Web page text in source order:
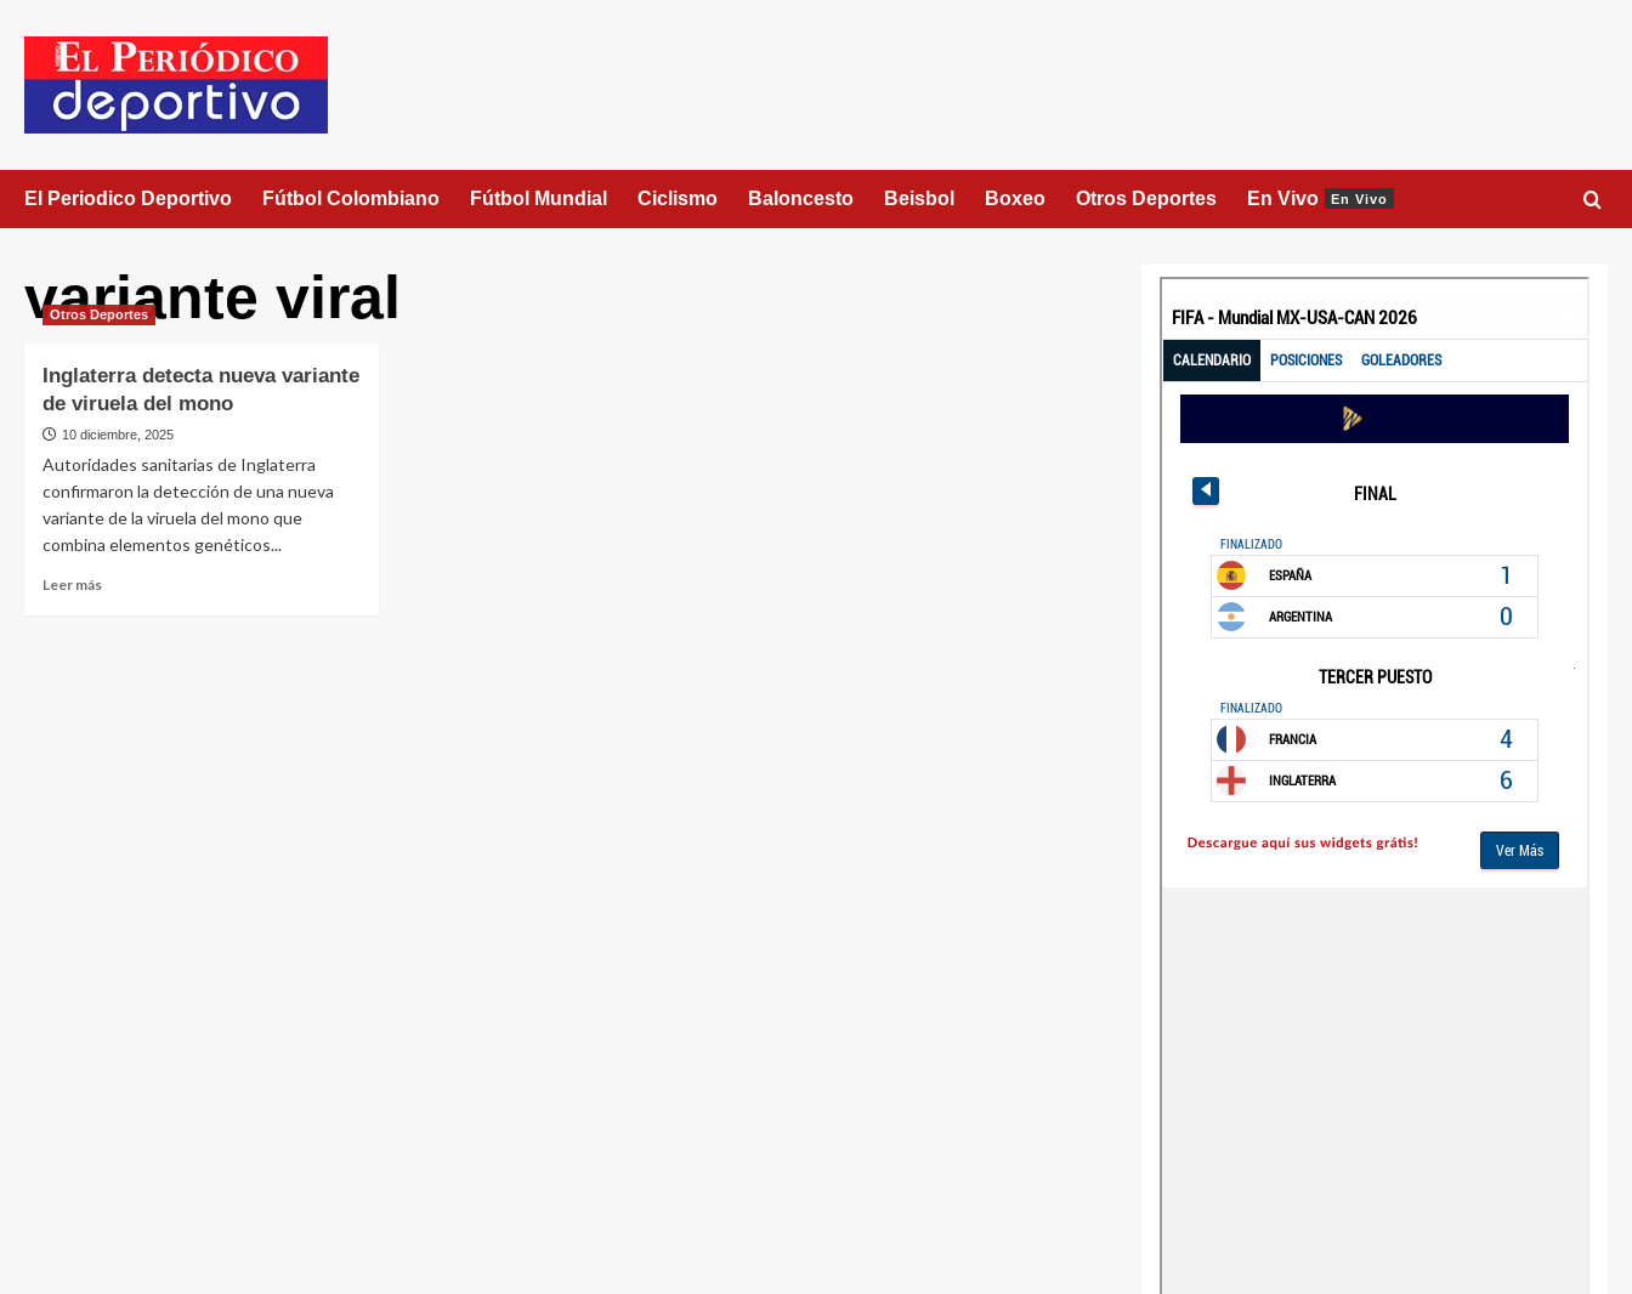
El Periodico Deportivo Fútbol Colombiano Fútbol Mundial Ciclismo Baloncesto Beisbol Boxeo Otros Deportes En Vivo En Vivo
variante viral
Otros Deportes
Inglaterra detecta nueva variante
de viruela del mono
10 diciembre, 2025
Autoridades sanitarias de Inglaterra
confirmaron la detección de una nueva
variante de la viruela del mono que
combina elementos genéticos...
Leer más